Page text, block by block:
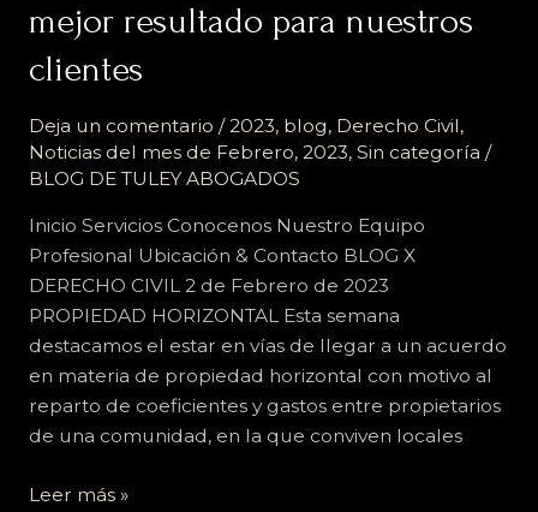
mejor resultado para nuestros
clientes
Deja un comentario /2023, blog, Derecho Civil,
Noticias del mes de Febrero, 2023, Sin categoría /
BLOG DE TULEY ABOGADOS
Inicio Servicios Conocenos Nuestro Equipo
Profesional Ubicación & Contacto BLOG X
DERECHO CIVIL 2 de Febrero de 2023
PROPIEDAD HORIZONTAL Esta semana
destacamos el estar en vías de llegar a un acuerdo
en materia de propiedad horizontal con motivo al
reparto de coeficientes y gastos entre propietarios
de una comunidad, en la que conviven locales
Leer más »